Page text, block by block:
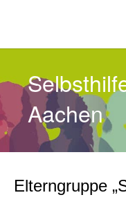
Aachen
Elterngruppe